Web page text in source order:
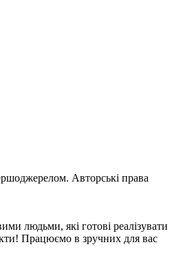
Авторські права
людьми, які готові реалізувати
Працюємо в зручних для вас